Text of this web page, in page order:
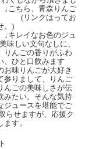
りんご
クはってお
さいませ。)
ジュ
文句なしに、
りんごの香りがふわ
、ひと口飲みます
お味りんごが大好き
参りまして、りんご
んごの美味しさが伝
みたい。そんな気持
ジュースを堪能でご
らせますが、応援ク
す。